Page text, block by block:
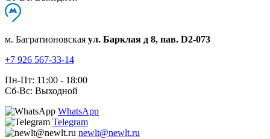
м. Багратионовская ул. Барклая д 8, пав. D2-073
+7 926 567-33-14
Пн-Пт: 11:00 - 18:00
Сб-Вс: Выходной
WhatsApp
Telegram
newlt@newlt.ru